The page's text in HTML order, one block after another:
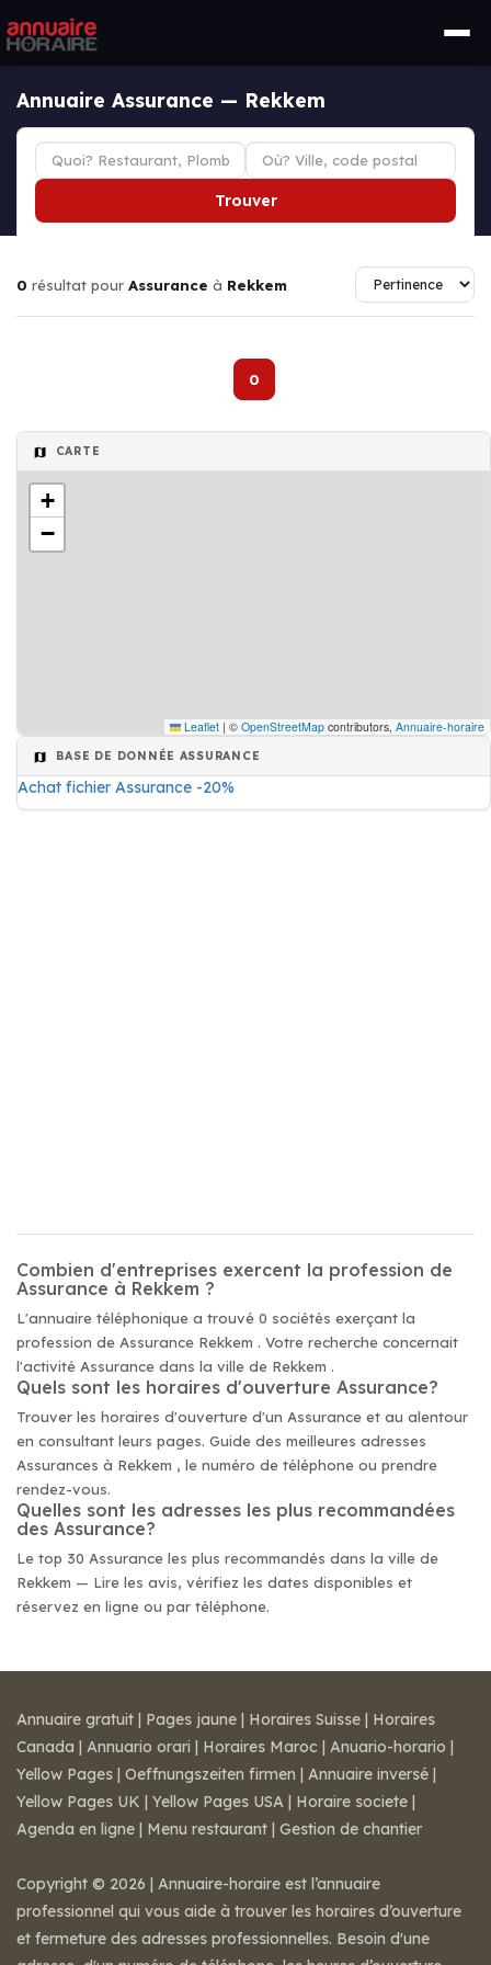
Annuaire Assurance — Rekkem
Trouver
0 résultat pour Assurance à Rekkem
0
CARTE
+
−
Leaflet | © OpenStreetMap contributors, Annuaire-horaire
BASE DE DONNÉE ASSURANCE
Achat fichier Assurance -20%
Combien d'entreprises exercent la profession de
Assurance à Rekkem ?
L'annuaire téléphonique a trouvé 0 sociétés exerçant la
profession de Assurance Rekkem . Votre recherche concernait
l'activité Assurance dans la ville de Rekkem .
Quels sont les horaires d'ouverture Assurance?
Trouver les horaires d'ouverture d'un Assurance et au alentour
en consultant leurs pages. Guide des meilleures adresses
Assurances à Rekkem , le numéro de téléphone ou prendre
rendez-vous.
Quelles sont les adresses les plus recommandées
des Assurance?
Le top 30 Assurance les plus recommandés dans la ville de
Rekkem — Lire les avis, vérifiez les dates disponibles et
réservez en ligne ou par téléphone.
Annuaire gratuit | Pages jaune | Horaires Suisse | Horaires
Canada | Annuario orari | Horaires Maroc | Anuario-horario |
Yellow Pages | Oeffnungszeiten firmen | Annuaire inversé |
Yellow Pages UK | Yellow Pages USA | Horaire societe |
Agenda en ligne | Menu restaurant | Gestion de chantier
Copyright © 2026 | Annuaire-horaire est l’annuaire
professionnel qui vous aide à trouver les horaires d’ouverture
et fermeture des adresses professionnelles. Besoin d'une